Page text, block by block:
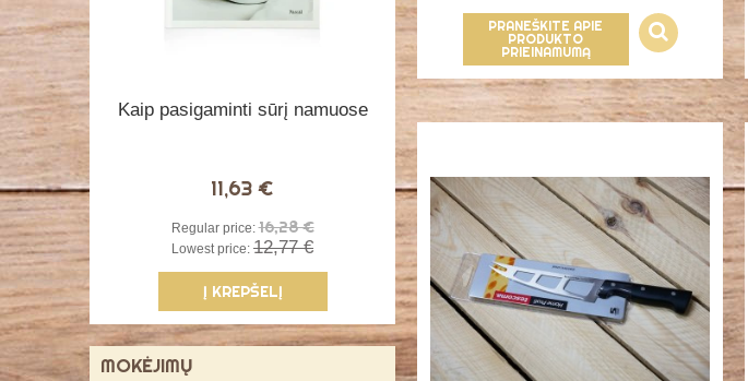
Kaip pasigaminti sūrį namuose
11,63 €
Regular price:16,28 €
Lowest price: 12,77 €
Į KREPŠELĮ
MOKĖJIMŲ
PRANEŠKITE APIE
PRODUKTO
PRIEINAMUMĄ